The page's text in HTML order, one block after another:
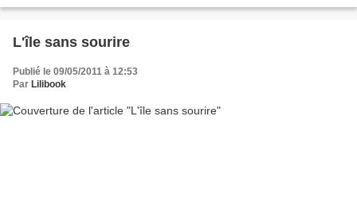
L'île sans sourire
Publié le 09/05/2011 à 12:53
Par Lilibook